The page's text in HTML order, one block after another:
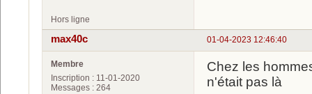
Hors ligne
01-04-2023 12:46:40
max40c
Membre
Inscription : 11-01-2020
Messages : 264
Chez les
n'était pas là